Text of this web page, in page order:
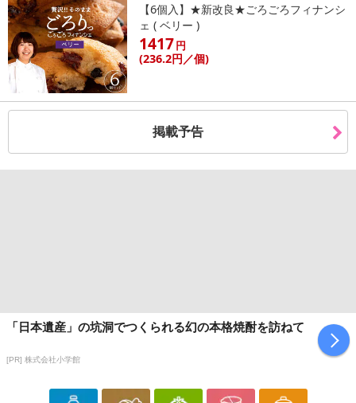
【6個入】★新改良★ごろごろフィナンシ
ェ ( ベリー )
1417円
(236.2円 ／個)
掲載予告
「日本遺産」の坑洞でつくられる幻の本格焼酎を訪ねて
[PR] 株式会社小学館